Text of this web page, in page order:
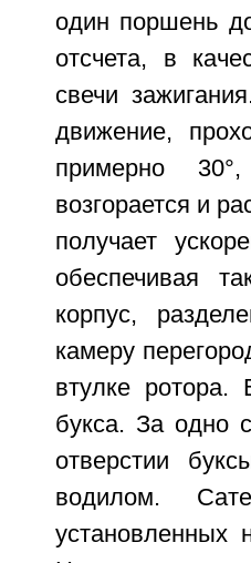
один поршень
отсчета, в
свечи
движение,
примерно
возгорается и
получает
обеспечивая
корпус,
камеру
втулке ротора.
букса. За одно
отверстии
водилом.
установленных